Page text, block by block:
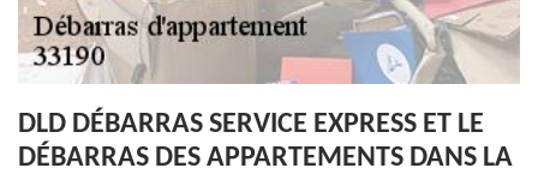
DLD DÉBARRAS SERVICE EXPRESS ET LE
DÉBARRAS DES APPARTEMENTS DANS LA